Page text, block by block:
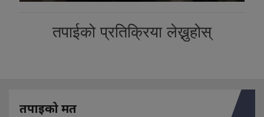
तपाईको प्रतिक्रिया लेख्नुहोस्
तपाइको मत